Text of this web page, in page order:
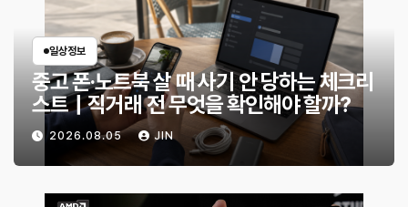
일상정보
중고 폰·노트북 살 때 사기 안 당하는 체크리
스트｜직거래 전 무엇을 확인해야 할까?
2026.08.05 JIN